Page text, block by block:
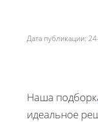
Дата публикации:
Наша
идеальное